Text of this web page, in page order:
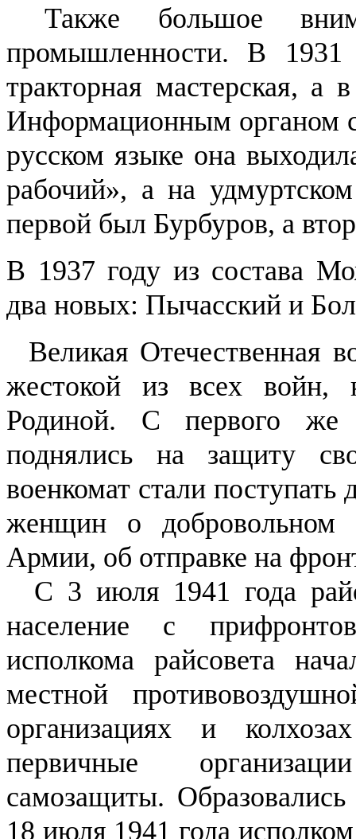
Также большое
промышленности. В 1931
тракторная мастерская, а
Информационным органом
русском языке она
рабочий», а на
первой был Бурбуров, а
В 1937 году из состава
два новых: Пычасский и
Великая Отечественная
жестокой из всех войн,
Родиной. С первого
поднялись на защиту
военкомат стали
женщин о добровольном
Армии, об отправке на
С 3 июля 1941 года
население с
исполкома райсовета
местной
организациях и
первичные
самозащиты.
18 июля 1941 года